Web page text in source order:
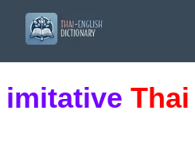
imitative Thai